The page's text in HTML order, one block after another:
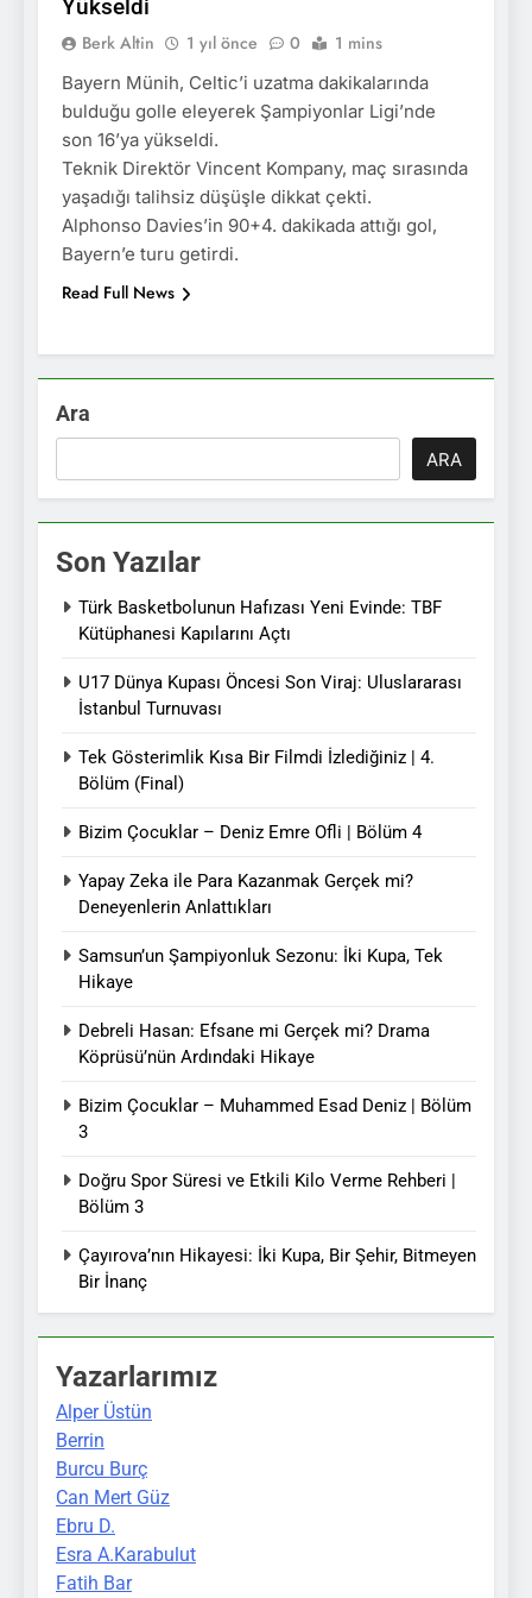
Yükseldi
Berk Altin 1 yıl önce 0 1 mins
Bayern Münih, Celtic’i uzatma dakikalarında
bulduğu golle eleyerek Şampiyonlar Ligi’nde
son 16’ya yükseldi.
Teknik Direktör Vincent Kompany, maç sırasında
yaşadığı talihsiz düşüşle dikkat çekti.
Alphonso Davies’in 90+4. dakikada attığı gol,
Bayern’e turu getirdi.
Read Full News
Ara
ARA
Son Yazılar
Türk Basketbolunun Hafızası Yeni Evinde: TBF
Kütüphanesi Kapılarını Açtı
U17 Dünya Kupası Öncesi Son Viraj: Uluslararası
İstanbul Turnuvası
Tek Gösterimlik Kısa Bir Filmdi İzlediğiniz | 4.
Bölüm (Final)
Bizim Çocuklar – Deniz Emre Ofli | Bölüm 4
Yapay Zeka ile Para Kazanmak Gerçek mi?
Deneyenlerin Anlattıkları
Samsun’un Şampiyonluk Sezonu: İki Kupa, Tek
Hikaye
Debreli Hasan: Efsane mi Gerçek mi? Drama
Köprüsü’nün Ardındaki Hikaye
Bizim Çocuklar – Muhammed Esad Deniz | Bölüm
3
Doğru Spor Süresi ve Etkili Kilo Verme Rehberi |
Bölüm 3
Çayırova’nın Hikayesi: İki Kupa, Bir Şehir, Bitmeyen
Bir İnanç
Yazarlarımız
Alper Üstün
Berrin
Burcu Burç
Can Mert Güz
Ebru D.
Esra A.Karabulut
Fatih Bar